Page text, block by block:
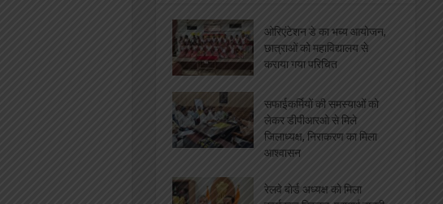
ओरिएंटेशन डे का भब्य आयोजन,
छात्राओं को महाविद्यालय से
कराया गया परिचित
सफाईकर्मियों की समस्याओं को
लेकर डीपीआरओ से मिले
जिलाध्यक्ष, निराकरण का मिला
आश्वासन
रेलवे बोर्ड अध्यक्ष को मिला